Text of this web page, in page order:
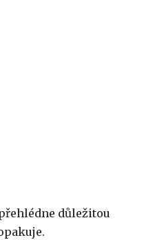
důležitou